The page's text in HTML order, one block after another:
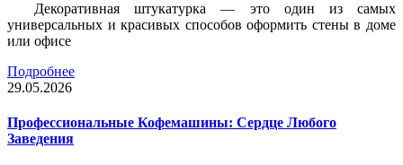
Декоративная штукатурка — это один из самых
универсальных и красивых способов оформить стены в доме
или офисе
Подробнее
29.05.2026
Профессиональные Кофемашины: Сердце Любого
Заведения